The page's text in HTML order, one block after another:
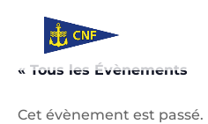
« Tous les Évènements
Cet évènement est passé.